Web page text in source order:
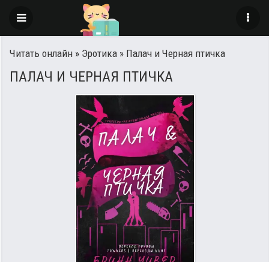
Читать онлайн » Эротика » Палач и Черная птичка
ПАЛАЧ И ЧЕРНАЯ ПТИЧКА